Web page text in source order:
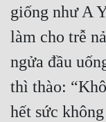
Đông Phương Huyền
giống như A
làm cho trễ
ngửa đầu
thì thào:
hết sức